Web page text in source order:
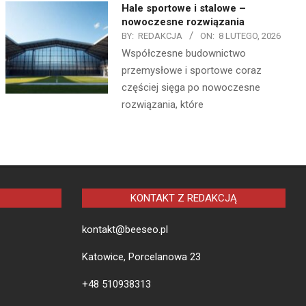
Hale sportowe i stalowe –
nowoczesne rozwiązania
BY: REDAKCJA ON: 8 LUTEGO, 2026
Współczesne budownictwo
przemysłowe i sportowe coraz
częściej sięga po nowoczesne
rozwiązania, które
KONTAKT Z REDAKCJĄ
kontakt@beeseo.pl
Katowice, Porcelanowa 23
+48 510938313